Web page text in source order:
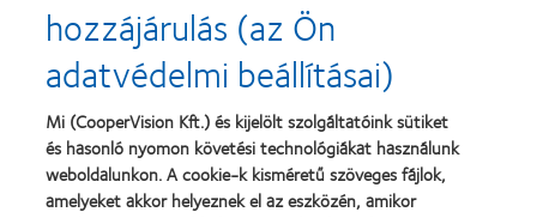
about
2013.
évi
Silmo
d’Or
díj
a
legjobb
termékért
about
„Contact
Lens
Product
the
Year”,
2013
Learn
more
about
Magyar
Vakok
Learn
more
about
"BCLA
hozzájárulás (az Ön
adatvédelmi beállításai)
Mi (CooperVision Kft.) és kijelölt szolgáltatóink sütiket
és hasonló nyomon követési technológiákat használunk
weboldalunkon. A cookie-k kisméretű szöveges fájlok,
amelyeket akkor helyeznek el az eszközén, amikor